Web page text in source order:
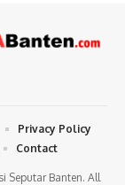
Banten. All
Privacy Policy
Contact